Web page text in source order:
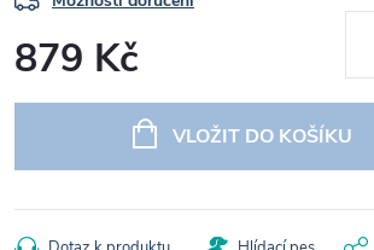
879 Kč
VLOŽIT DO KOŠÍKU